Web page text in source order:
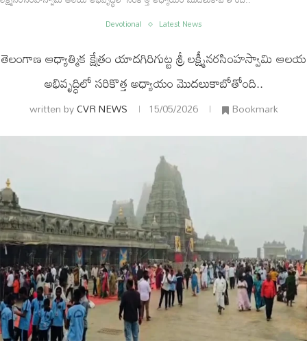
Devotional Latest News
తెలంగాణ ఆధ్యాత్మిక క్షేత్రం యాదగిరిగుట్ట శ్రీ లక్ష్మీనరసింహస్వామి ఆలయ
అభివృద్ధిలో సరికొత్త అధ్యాయం మొదలుకాబోతోంది..
written byCVR NEWS 15/05/2026 Bookmark
అంతర్జాతీయం